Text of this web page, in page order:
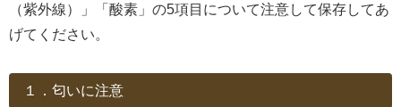
（紫外線）」「酸素」の5項目について注意して保存してあ
げてください。
１．匂いに注意